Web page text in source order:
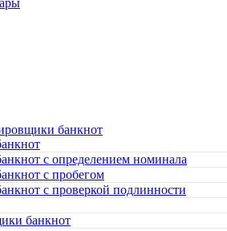
банкнот
с определением номинала
с пробегом
с проверкой подлинности
банкнот